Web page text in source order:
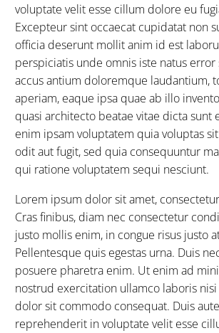
voluptate velit esse cillum dolore eu
Excepteur sint occaecat cupidatat non
officia deserunt mollit anim id est
perspiciatis unde omnis iste natus
accus antium doloremque laudantium,
aperiam, eaque ipsa quae ab illo
quasi architecto beatae vitae dicta sunt
enim ipsam voluptatem quia voluptas
odit aut fugit, sed quia consequuntur
qui ratione voluptatem sequi nesciunt.
Lorem ipsum dolor sit amet,
Cras finibus, diam nec consectetur
justo mollis enim, in congue risus justo
Pellentesque quis egestas urna. Duis
posuere pharetra enim. Ut enim ad
nostrud exercitation ullamco laboris
dolor sit commodo consequat. Duis
reprehenderit in voluptate velit esse